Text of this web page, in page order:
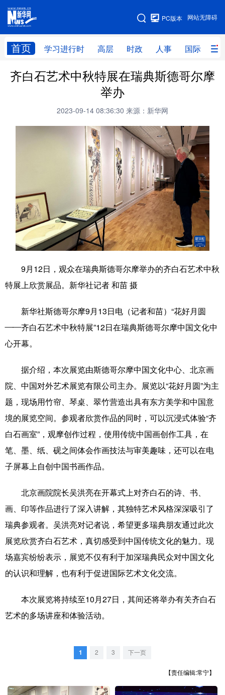
网站无障碍
PC版本
首页 学习进行时 高层 时政 人事 国际 财
网站地图
学习进行时 高层 时政 人事
科创 量子 体育
书画 健康 军事
视频 图片 政务
法律 中央文件 金融 汽车
食品 人居 信息化 数字经济
学术中国 乡村振兴 银龄 溯源中国
城市 旅游 能源 会展
彩票 娱乐 时尚
公益 一带一路 亚太网 上市公司
文化产业
地方频道
北京 天津 河北 山西
浙江 安徽 福建 江西
山东 河南 湖北 湖南
四川 贵州 云南 西藏
新疆 内蒙古 黑龙江
多语种频道
English Español Français عربى
Русский язык
齐白石艺术中秋特展在瑞典斯德哥尔摩
举办
2023-09-14 08:36:30 来源：新华网
9月12日，观众在瑞典斯德哥尔摩举办的齐白石艺术中秋
特展上欣赏展品。新华社记者 和苗 摄
新华社斯德哥尔摩9月13日电（记者和苗）“花好月圆
——齐白石艺术中秋特展”12日在瑞典斯德哥尔摩中国文化中
心开幕。
据介绍，本次展览由斯德哥尔摩中国文化中心、北京画
院、中国对外艺术展览有限公司主办。展览以“花好月圆”为主
题，现场用竹帘、琴桌、翠竹营造出具有东方美学和中国意
境的展览空间。参观者欣赏作品的同时，可以沉浸式体验“齐
白石画室”，观摩创作过程，使用传统中国画创作工具，在
笔、墨、纸、砚之间体会作画技法与审美趣味，还可以在电
子屏幕上自创中国书画作品。
北京画院院长吴洪亮在开幕式上对齐白石的诗、书、
画、印等作品进行了深入讲解，其独特艺术风格深深吸引了
瑞典参观者。吴洪亮对记者说，希望更多瑞典朋友通过此次
展览欣赏齐白石艺术，真切感受到中国传统文化的魅力。现
场嘉宾纷纷表示，展览不仅有利于加深瑞典民众对中国文化
的认识和理解，也有利于促进国际艺术文化交流。
本次展览将持续至10月27日，其间还将举办有关齐白石
艺术的多场讲座和体验活动。
1 2 3 下一页
【责任编辑:常宁】